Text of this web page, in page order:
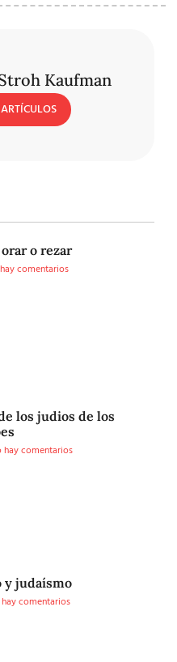
Kaufman
o rezar
comentarios
los judios de los
hay comentarios
y judaísmo
comentarios